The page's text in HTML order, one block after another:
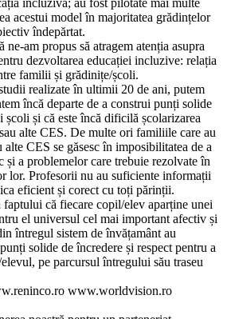
incluzivă; au fost pilotate mai multe
acestui model în majoritatea grădințelor
îndepărtat.
am propus să atragem atenția asupra
dezvoltarea educației incluzive: relația
familii și grădinițe/școli.
realizate în ultimii 20 de ani, putem
încă departe de a construi punți solide
și că este încă dificilă școlarizarea
alte CES. De multe ori familiile care au
CES se găsesc în imposibilitatea de a
și a problemelor care trebuie rezolvate în
lor. Profesorii nu au suficiente informații
eficient și corect cu toți părinții.
faptului că fiecare copil/elev aparține unei
el universul cel mai important afectiv și
întregul sistem de învățamânt au
solide de încredere și respect pentru a
pe parcursul întregului său traseu
www.worldvision.ro